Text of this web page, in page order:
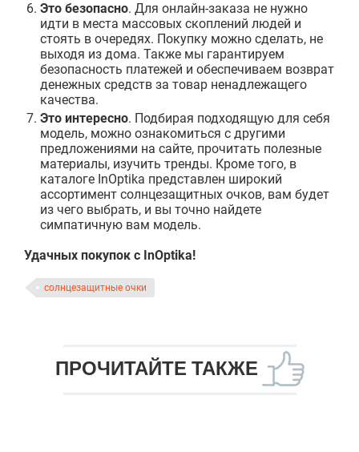
Это безопасно. Для онлайн-заказа не нужно
идти в места массовых скоплений людей и
стоять в очередях. Покупку можно сделать, не
выходя из дома. Также мы гарантируем
безопасность платежей и обеспечиваем возврат
денежных средств за товар ненадлежащего
качества.
Это интересно. Подбирая подходящую для себя
модель, можно ознакомиться с другими
предложениями на сайте, прочитать полезные
материалы, изучить тренды. Кроме того, в
каталоге InOptika представлен широкий
ассортимент солнцезащитных очков, вам будет
из чего выбрать, и вы точно найдете
симпатичную вам модель.
Удачных покупок с InOptika!
солнцезащитные очки
ПРОЧИТАЙТЕ ТАКЖЕ